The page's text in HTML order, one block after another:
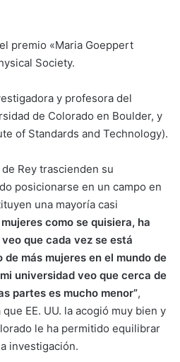
premio «Maria Goeppert
Society.
y profesora del
de Colorado en Boulder, y
of Standards and Technology).
Rey trascienden su
posicionarse en un campo en
una mayoría casi
como se quisiera, ha
que cada vez se está
más mujeres en el mundo de
universidad veo que cerca de
partes es mucho menor”,
EE. UU. la acogió muy bien y
le ha permitido equilibrar
investigación.